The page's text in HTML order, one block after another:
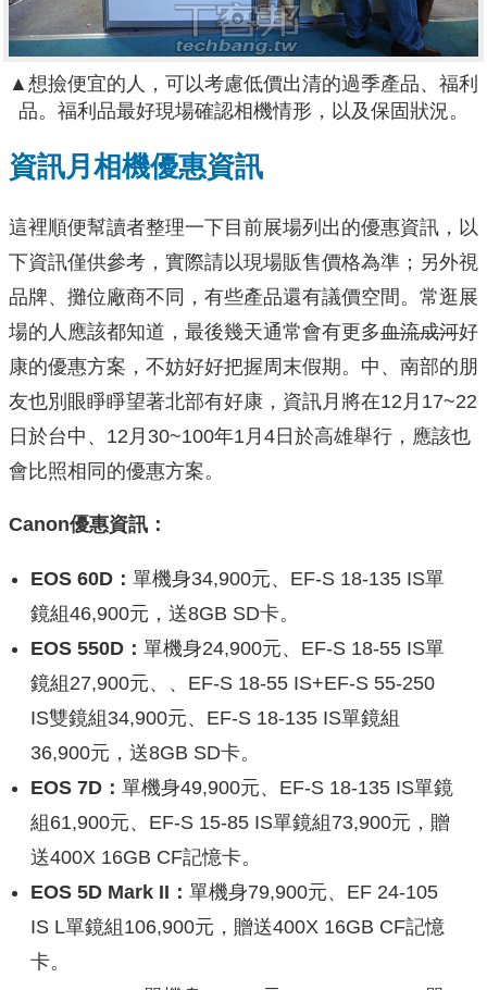
▲想撿便宜的人，可以考慮低價出清的過季產品、福利
品。福利品最好現場確認相機情形，以及保固狀況。
資訊月相機優惠資訊
這裡順便幫讀者整理一下目前展場列出的優惠資訊，以
下資訊僅供參考，實際請以現場販售價格為準；另外視
品牌、攤位廠商不同，有些產品還有議價空間。常逛展
場的人應該都知道，最後幾天通常會有更多血流成河好
康的優惠方案，不妨好好把握周末假期。中、南部的朋
友也別眼睜睜望著北部有好康，資訊月將在12月17~22
日於台中、12月30~100年1月4日於高雄舉行，應該也
會比照相同的優惠方案。
Canon優惠資訊：
EOS 60D： 單機身34,900元、EF-S 18-135 IS單
鏡組46,900元，送8GB SD卡。
EOS 550D： 單機身24,900元、EF-S 18-55 IS單
鏡組27,900元、、EF-S 18-55 IS+EF-S 55-250
IS雙鏡組34,900元、EF-S 18-135 IS單鏡組
36,900元，送8GB SD卡。
EOS 7D： 單機身49,900元、EF-S 18-135 IS單鏡
組61,900元、EF-S 15-85 IS單鏡組73,900元，贈
送400X 16GB CF記憶卡。
EOS 5D Mark II： 單機身79,900元、EF 24-105
IS L單鏡組106,900元，贈送400X 16GB CF記憶
卡。